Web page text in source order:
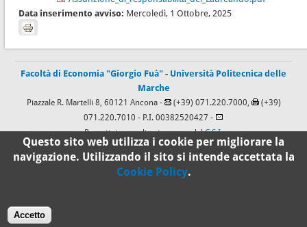
Data inserimento avviso: Mercoledì, 1 Ottobre, 2025
Facoltà di Economia "Giorgio Fuà" - Università Politecnica delle
Marche
Piazzale R. Martelli 8, 60121 Ancona - (+39) 071.220.7000,
(+39)
071.220.7010 - P.I. 00382520427 -
Progettato e realizzato a cura delC.S.I.
Questo sito web utilizza i cookie per migliorare la
navigazione. Utilizzando il sito si intende accettata la
Cookie Policy.
Accetto